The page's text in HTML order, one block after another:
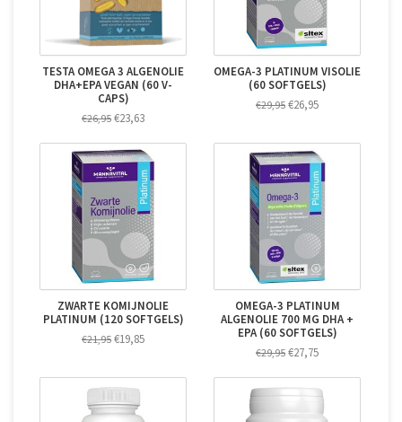
TESTA OMEGA 3 ALGENOLIE
DHA+EPA VEGAN (60 V-
CAPS)
€26,95 €23,63
OMEGA-3 PLATINUM VISOLIE
(60 SOFTGELS)
€29,95 €26,95
ZWARTE KOMIJNOLIE
PLATINUM (120 SOFTGELS)
€21,95 €19,85
OMEGA-3 PLATINUM
ALGENOLIE 700 MG DHA +
EPA (60 SOFTGELS)
€29,95 €27,75